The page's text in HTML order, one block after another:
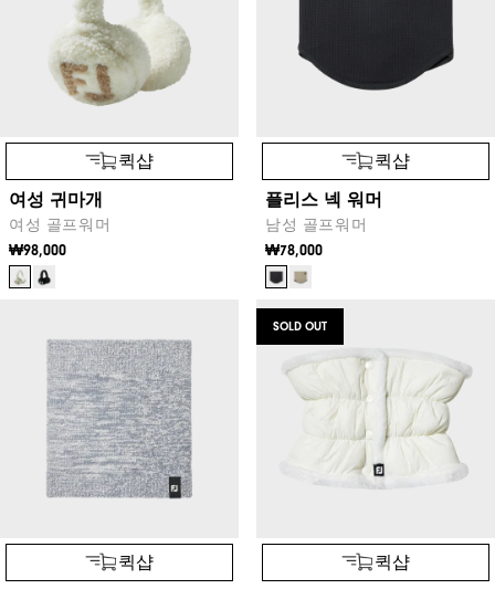
퀵샵
여성 귀마개
여성 골프워머
₩98,000
퀵샵
플리스 넥 워머
남성 골프워머
₩78,000
퀵샵
SOLD OUT
퀵샵